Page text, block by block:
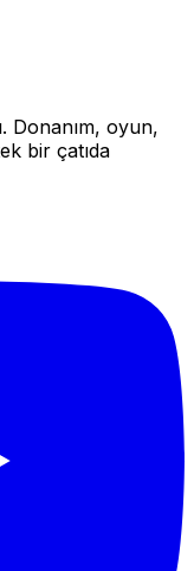
Donanım, oyun,
bir çatıda